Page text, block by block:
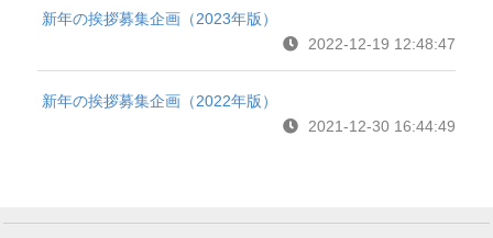
新年の挨拶募集企画（2023年版）
2022-12-19 12:48:47
新年の挨拶募集企画（2022年版）
2021-12-30 16:44:49